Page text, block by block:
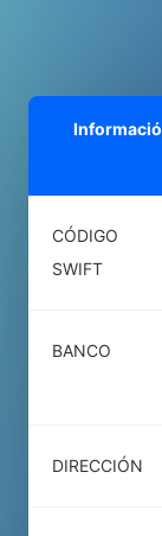
CÓDIGO
SWIFT
BANCO
DIRECCIÓN